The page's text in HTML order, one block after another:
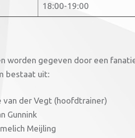
18:00-19:00
worden gegeven door een
bestaat uit:
van der Vegt (hoofdtrainer)
Gunnink
Meijling